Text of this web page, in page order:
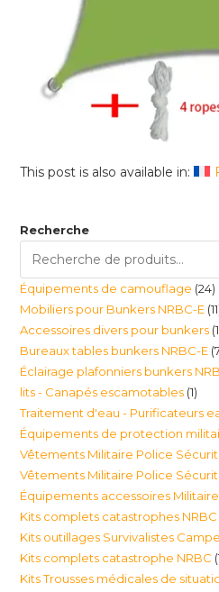
This post is also available in:
Recherche
Équipements de camouflage 2424
Mobiliers pour Bunkers NRBC-E 11
Accessoires divers pour bunkers 1
Bureaux tables bunkers NRBC-E
Éclairage plafonniers bunkers
lits - Canapés escamotables 11
Traitement d'eau - Purificateurs
Équipements de protection
Vêtements Militaire Police
Vêtements Militaire Police
Équipements accessoires
Kits complets catastrophes
Kits outillages Survivalistes
Kits complets catastrophe NRBC
Kits Trousses médicales de